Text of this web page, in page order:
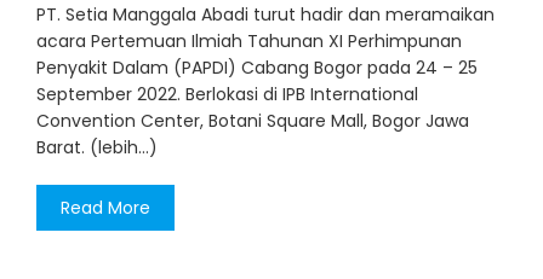
PT. Setia Manggala Abadi turut hadir dan meramaikan
acara Pertemuan Ilmiah Tahunan XI Perhimpunan
Penyakit Dalam (PAPDI) Cabang Bogor pada 24 – 25
September 2022. Berlokasi di IPB International
Convention Center, Botani Square Mall, Bogor Jawa
Barat. (lebih…)
Read More